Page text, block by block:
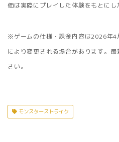
価は実際にプレイした体験をもとにし
※ゲームの仕様・課金内容は2026年4
により変更される場合があります。
さい。
モンスターストライク